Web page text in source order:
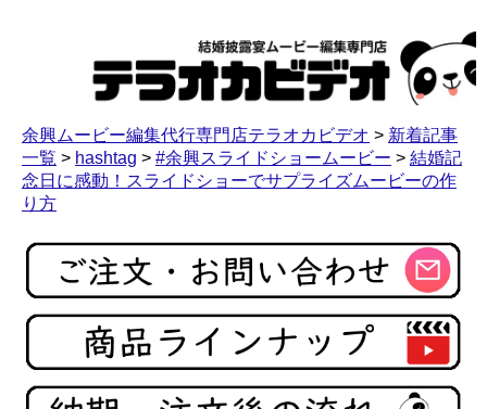
余興ムービー編集代行専門店テラオカビデオ > 新着記事
一覧 > hashtag > #余興スライドショームービー > 結婚記
念日に感動！スライドショーでサプライズムービーの作
り方